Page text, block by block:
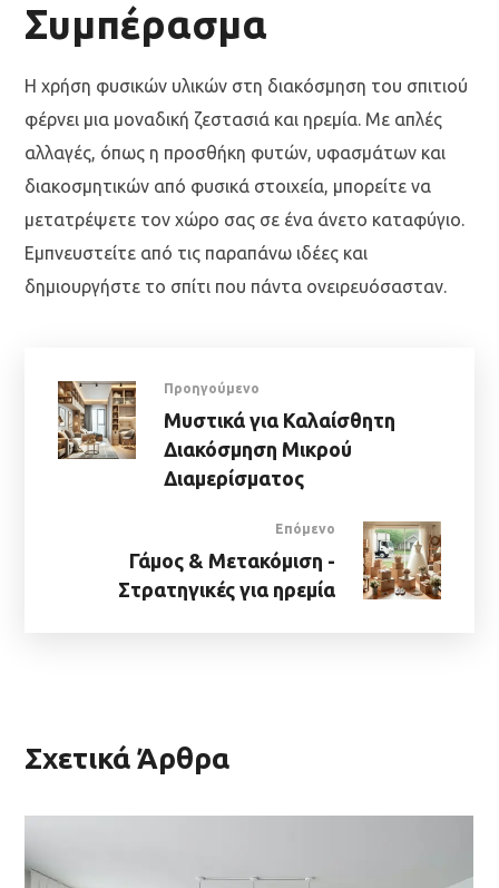
Συμπέρασμα
Η χρήση φυσικών υλικών στη διακόσμηση του σπιτιού
φέρνει μια μοναδική ζεστασιά και ηρεμία. Με απλές
αλλαγές, όπως η προσθήκη φυτών, υφασμάτων και
διακοσμητικών από φυσικά στοιχεία, μπορείτε να
μετατρέψετε τον χώρο σας σε ένα άνετο καταφύγιο.
Εμπνευστείτε από τις παραπάνω ιδέες και
δημιουργήστε το σπίτι που πάντα ονειρευόσασταν.
Προηγούμενο
Μυστικά για Καλαίσθητη
Διακόσμηση Μικρού
Διαμερίσματος
Επόμενο
Γάμος & Μετακόμιση -
Στρατηγικές για ηρεμία
Σχετικά Άρθρα